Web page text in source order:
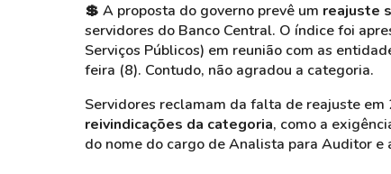
💲 A proposta do governo prevê um reajuste
servidores do Banco Central. O índice foi
Serviços Públicos) em reunião com as
feira (8). Contudo, não agradou a categoria.
Servidores reclamam da falta de reajuste
reivindicações da categoria, como a
do nome do cargo de Analista para Auditor